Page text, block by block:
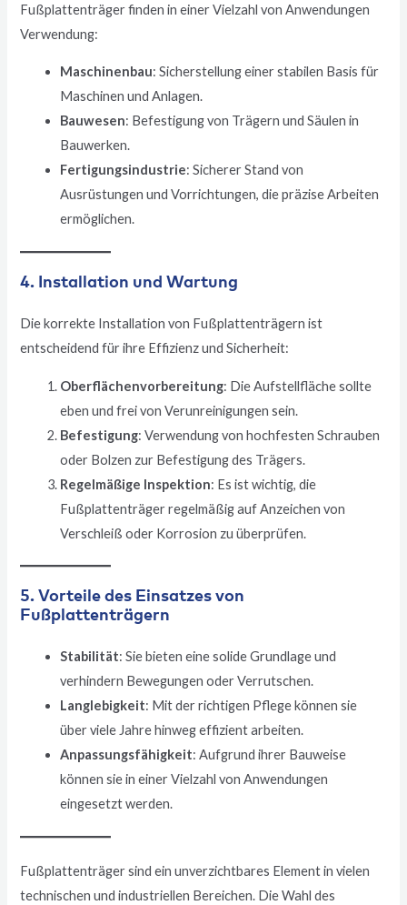
Fußplattenträger finden in einer Vielzahl von Anwendungen
Verwendung:
Maschinenbau: Sicherstellung einer stabilen Basis für
Maschinen und Anlagen.
Bauwesen: Befestigung von Trägern und Säulen in
Bauwerken.
Fertigungsindustrie: Sicherer Stand von
Ausrüstungen und Vorrichtungen, die präzise Arbeiten
ermöglichen.
4. Installation und Wartung
Die korrekte Installation von Fußplattenträgern ist
entscheidend für ihre Effizienz und Sicherheit:
Oberflächenvorbereitung: Die Aufstellfläche sollte
eben und frei von Verunreinigungen sein.
Befestigung: Verwendung von hochfesten Schrauben
oder Bolzen zur Befestigung des Trägers.
Regelmäßige Inspektion: Es ist wichtig, die
Fußplattenträger regelmäßig auf Anzeichen von
Verschleiß oder Korrosion zu überprüfen.
5. Vorteile des Einsatzes von
Fußplattenträgern
Stabilität: Sie bieten eine solide Grundlage und
verhindern Bewegungen oder Verrutschen.
Langlebigkeit: Mit der richtigen Pflege können sie
über viele Jahre hinweg effizient arbeiten.
Anpassungsfähigkeit: Aufgrund ihrer Bauweise
können sie in einer Vielzahl von Anwendungen
eingesetzt werden.
Fußplattenträger sind ein unverzichtbares Element in vielen
technischen und industriellen Bereichen. Die Wahl des